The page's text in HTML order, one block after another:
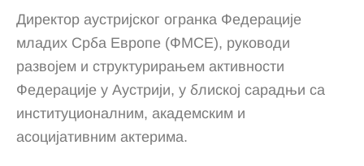
Директор аустријског огранка Федерације
младих Срба Европе (ФМСЕ), руководи
развојем и структурирањем активности
Федерације у Аустрији, у блиској сарадњи са
институционалним, академским и
асоцијативним актерима.